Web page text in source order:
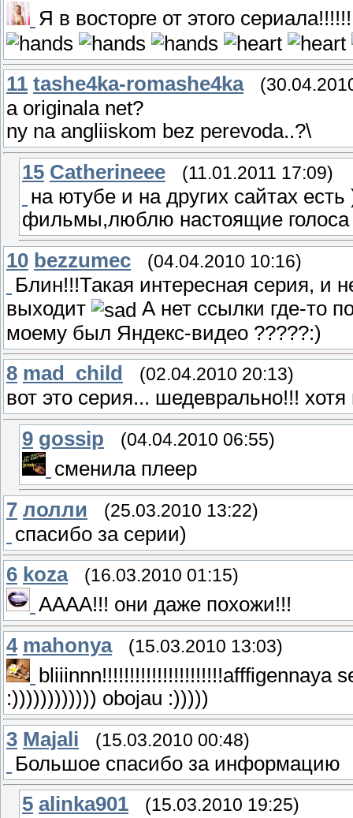
Я в восторге от этого
11 tashe4ka-romashe4ka
a originala net?
ny na angliiskom bez perevoda..?\
15 Catherineee (11.01.2011 17:09)
на ютубе и на других сайтах
фильмы,люблю настоящие голоса
10 bezzumec (04.04.2010 10:16)
Блин!!!Такая интересная серия, и
выходит
А нет ссылки где-то
моему был Яндекс-видео ?????:)
8 mad_child (02.04.2010 20:13)
вот это серия... шедеврально!!!
9 gossip (04.04.2010 06:55)
сменила плеер
7 лолли (25.03.2010 13:22)
спасибо за серии)
6 koza (16.03.2010 01:15)
АААА!!! они даже похожи!!!
4 mahonya (15.03.2010 13:03)
bliiinnn!!!!!!!!!!!!!!!!!!!!!!afffigennaya
:)))))))))))) obojau :)))))
3 Majali (15.03.2010 00:48)
Большое спасибо за информацию
5 alinka901 (15.03.2010 19:25)